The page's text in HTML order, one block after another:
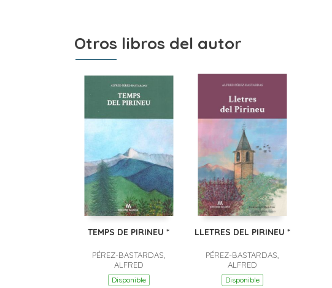
Otros libros del autor
TEMPS DE PIRINEU *
PÉREZ-BASTARDAS,
ALFRED
Disponible
LLETRES DEL PIRINEU *
PÉREZ-BASTARDAS,
ALFRED
Disponible